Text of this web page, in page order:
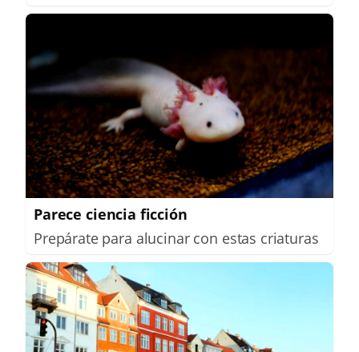
Parece ciencia ficción
Prepárate para alucinar con estas criaturas